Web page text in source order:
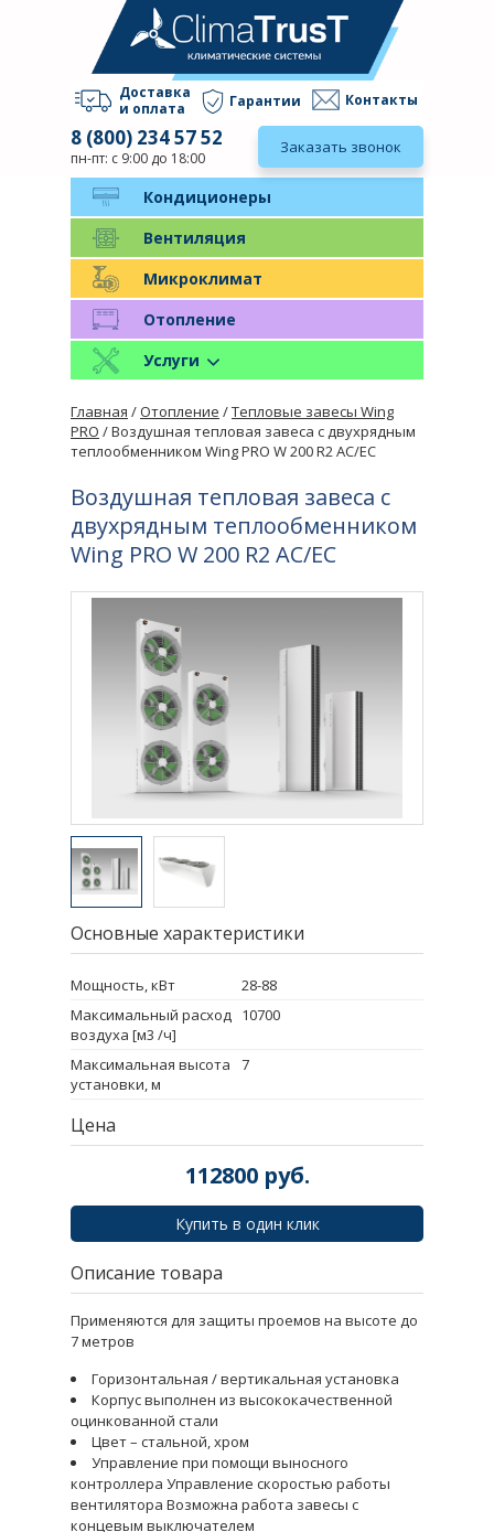
Доставка
и оплата
Гарантии Контакты
8 (800) 234 57 52
пн-пт: с 9:00 до 18:00
Заказать звонок
Кондиционеры
Вентиляция
Микроклимат
Отопление
Услуги
Главная /Отопление /Тепловые завесы Wing
PRO / Воздушная тепловая завеса с двухрядным
теплообменником Wing PRO W 200 R2 AC/EC
Воздушная тепловая завеса с
двухрядным теплообменником
Wing PRO W 200 R2 AC/EC
Основные характеристики
Мощность, кВт
28-88
Максимальный расход
воздуха [м3 /ч]
10700
Максимальная высота
установки, м
7
Цена
112800 руб.
Купить в один клик
Описание товара
Применяются для защиты проемов на высоте до
7 метров
Горизонтальная / вертикальная установка
Корпус выполнен из высококачественной
оцинкованной стали
Цвет – стальной, хром
Управление при помощи выносного
контроллера Управление скоростью работы
вентилятора Возможна работа завесы с
концевым выключателем